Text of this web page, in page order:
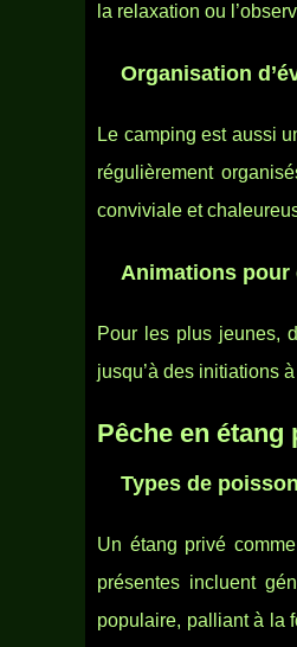
la relaxation ou
Organisation
Le camping est aussi
régulièrement
conviviale et
Animations pour
Pour les plus jeunes,
jusqu’à des initiations
Pêche en étang
Types de
Un étang privé
présentes incluent
populaire, palliant à la